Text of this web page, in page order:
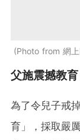
Photo from 網
父施震撼教育
為了令兒子戒
育」，採取嚴